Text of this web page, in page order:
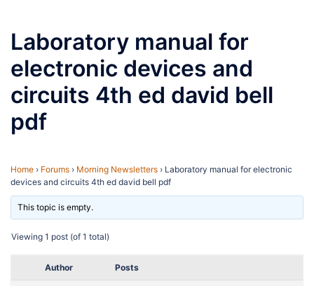
Laboratory manual for
electronic devices and
circuits 4th ed david bell
pdf
Home › Forums › Morning Newsletters › Laboratory manual for electronic
devices and circuits 4th ed david bell pdf
This topic is empty.
Viewing 1 post (of 1 total)
Author Posts